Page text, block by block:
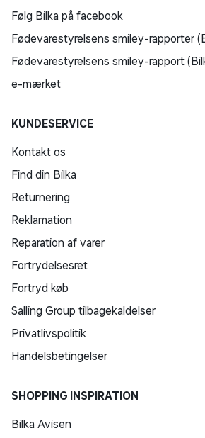
Følg Bilka på facebook
Fødevarestyrelsens smiley-rapporter
Fødevarestyrelsens smiley-rapport
e-mærket
KUNDESERVICE
Kontakt os
Find din Bilka
Returnering
Reklamation
Reparation af varer
Fortrydelsesret
Fortryd køb
Salling Group tilbagekaldelser
Privatlivspolitik
Handelsbetingelser
SHOPPING INSPIRATION
Bilka Avisen